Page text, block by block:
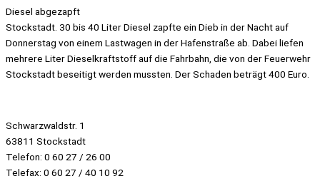
Diesel abgezapft
Stockstadt. 30 bis 40 Liter Diesel zapfte ein Dieb in der Nacht auf
Donnerstag von einem Lastwagen in der Hafenstraße ab. Dabei liefen
mehrere Liter Dieselkraftstoff auf die Fahrbahn, die von der Feuerwehr
Stockstadt beseitigt werden mussten. Der Schaden beträgt 400 Euro.
Schwarzwaldstr. 1
63811 Stockstadt
Telefon: 0 60 27 / 26 00
Telefax: 0 60 27 / 40 10 92